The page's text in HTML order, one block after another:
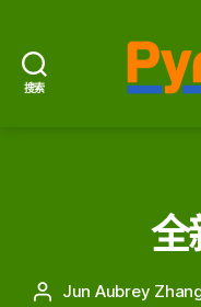
搜索
全
文 Jun Aubrey